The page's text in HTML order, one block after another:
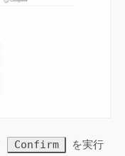
Confirm
を実行